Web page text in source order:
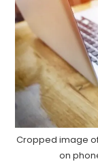
Cropped image
on